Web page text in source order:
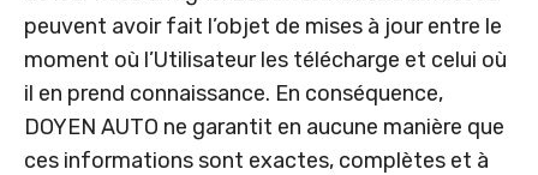
peuvent avoir fait l’objet de mises à jour entre le
moment où l’Utilisateur les télécharge et celui où
il en prend connaissance. En conséquence,
DOYEN AUTO ne garantit en aucune manière que
ces informations sont exactes, complètes et à